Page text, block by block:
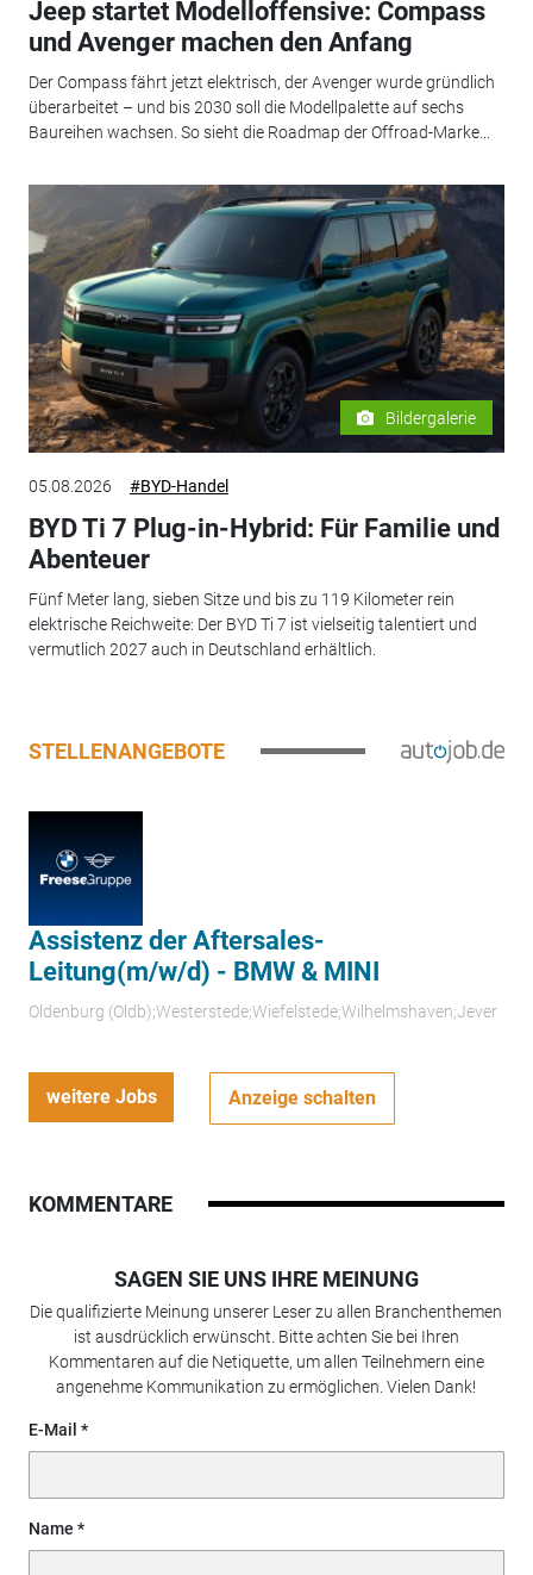
Jeep startet Modelloffensive: Compass
und Avenger machen den Anfang
Der Compass fährt jetzt elektrisch, der Avenger wurde gründlich
überarbeitet – und bis 2030 soll die Modellpalette auf sechs
Baureihen wachsen. So sieht die Roadmap der Offroad-Marke...
Bildergalerie
05.08.2026 #BYD-Handel
BYD Ti 7 Plug-in-Hybrid: Für Familie und
Abenteuer
Fünf Meter lang, sieben Sitze und bis zu 119 Kilometer rein
elektrische Reichweite: Der BYD Ti 7 ist vielseitig talentiert und
vermutlich 2027 auch in Deutschland erhältlich.
STELLENANGEBOTE
Assistenz der Aftersales-
Leitung(m/w/d) - BMW & MINI
Oldenburg (Oldb);Westerstede;Wiefelstede;Wilhelmshaven;Jever
weitere Jobs Anzeige schalten
KOMMENTARE
SAGEN SIE UNS IHRE MEINUNG
Die qualifizierte Meinung unserer Leser zu allen Branchenthemen
ist ausdrücklich erwünscht. Bitte achten Sie bei Ihren
Kommentaren auf die Netiquette, um allen Teilnehmern eine
angenehme Kommunikation zu ermöglichen. Vielen Dank!
E-Mail
Name